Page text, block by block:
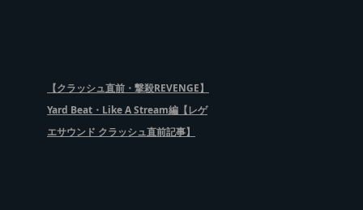
【クラッシュ直前・撃殺REVENGE】
Yard Beat・Like A Stream編【レゲ
エサウンド クラッシュ直前記事】